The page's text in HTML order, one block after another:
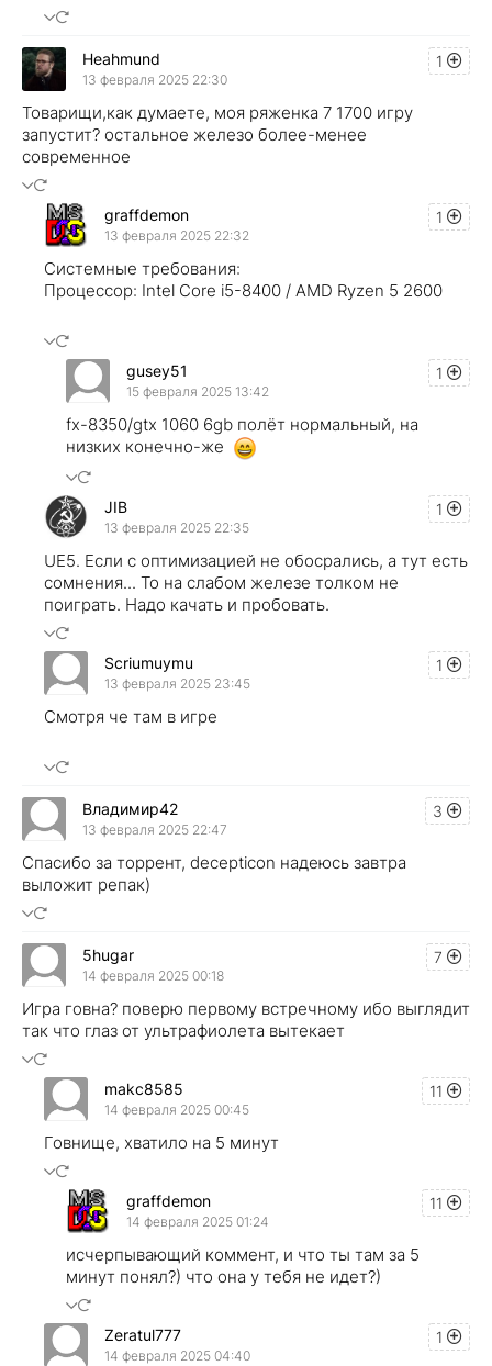
1
Heahmund
13 февраля 2025 22:30
Товарищи,как думаете, моя ряженка 7 1700 игру
запустит? остальное железо более-менее
современное
1
graffdemon
13 февраля 2025 22:32
Системные требования:
Процессор: Intel Core i5-8400 / AMD Ryzen 5 2600
1
gusey51
15 февраля 2025 13:42
fx-8350/gtx 1060 6gb полёт нормальный, на
низких конечно-же
1
JIB
13 февраля 2025 22:35
UE5. Если с оптимизацией не обосрались, а тут есть
сомнения... То на слабом железе толком не
поиграть. Надо качать и пробовать.
1
Scriumuymu
13 февраля 2025 23:45
Смотря че там в игре
3
Владимир42
13 февраля 2025 22:47
Спасибо за торрент, decepticon надеюсь завтра
выложит репак)
7
5hugar
14 февраля 2025 00:18
Игра говна? поверю первому встречному ибо выглядит
так что глаз от ультрафиолета вытекает
11
makc8585
14 февраля 2025 00:45
Говнище, хватило на 5 минут
11
graffdemon
14 февраля 2025 01:24
исчерпывающий коммент, и что ты там за 5
минут понял?) что она у тебя не идет?)
1
Zeratul777
14 февраля 2025 04:40